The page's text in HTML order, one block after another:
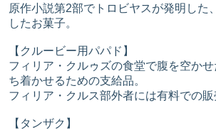
原作小説第2部でトロビヤスが発明した
したお菓子。
【クルービー用パパド】
フィリア・クルゥズの食堂で腹を空か
ち着かせるための支給品。
フィリア・クルス部外者には有料での販
【タンザク】